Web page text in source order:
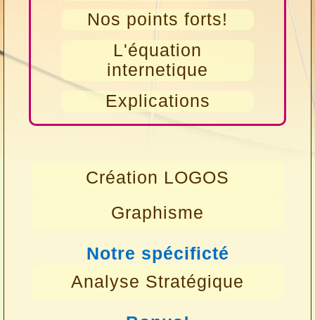
Nos points forts!
L'équation
internetique
Explications
Création LOGOS
Graphisme
Notre spécificté
Analyse Stratégique